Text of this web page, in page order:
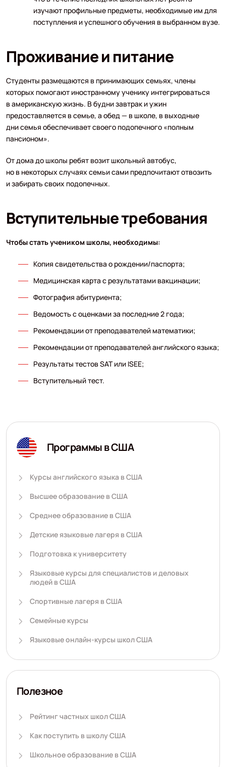
изучают профильные предметы, необходимые им для
поступления и успешного обучения в выбранном вузе.
Проживание и питание
Студенты размещаются в принимающих семьях, члены
которых помогают иностранному ученику интегрироваться
в американскую жизнь. В будни завтрак и ужин
предоставляется в семье, а обед — в школе, в выходные
дни семья обеспечивает своего подопечного «полным
пансионом».
От дома до школы ребят возит школьный автобус,
но в некоторых случаях семьи сами предпочитают отвозить
и забирать своих подопечных.
Вступительные требования
Чтобы стать учеником школы, необходимы:
Копия свидетельства о рождении/паспорта;
Медицинская карта с результатами вакцинации;
Фотография абитуриента;
Ведомость с оценками за последние 2 года;
Рекомендации от преподавателей математики;
Рекомендации от преподавателей английского языка;
Результаты тестов SAT или ISEE;
Вступительный тест.
Программы в США
Курсы английского языка в США
Высшее образование в США
Среднее образование в США
Детские языковые лагеря в США
Подготовка к университету
Языковые курсы для специалистов и деловых
людей в США
Спортивные лагеря в США
Семейные курсы
Языковые онлайн-курсы школ США
Полезное
Рейтинг частных школ США
Как поступить в школу США
Школьное образование в США